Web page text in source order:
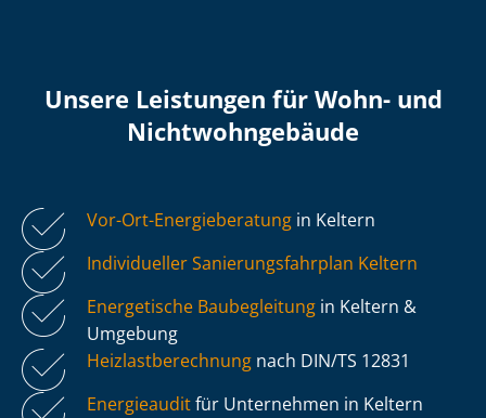
Unsere Leistungen für Wohn- und
Nicht­wohn­ge­bäu­de
Vor-Ort-Energieberatung in Keltern
Individueller Sa­nie­rungs­fahr­plan Keltern
Energetische Baubegleitung in Keltern &
Umgebung
Heiz­last­be­rech­nung nach DIN/TS 12831
Energieauditfür Unternehmen in Keltern